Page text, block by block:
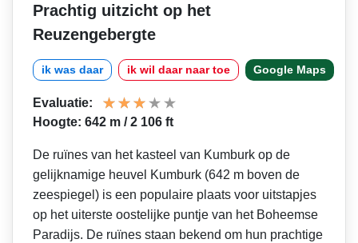
Prachtig uitzicht op het
Reuzengebergte
ik was daar ik wil daar naar toe Google Maps
Evaluatie:
Hoogte: 642 m / 2 106 ft
De ruïnes van het kasteel van Kumburk op de
gelijknamige heuvel Kumburk (642 m boven de
zeespiegel) is een populaire plaats voor uitstapjes
op het uiterste oostelijke puntje van het Boheemse
Paradijs. De ruïnes staan bekend om hun prachtige